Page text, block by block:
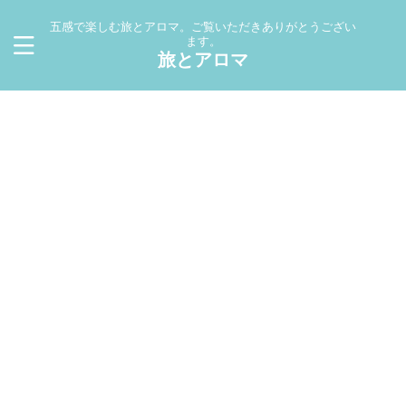
五感で楽しむ旅とアロマ。ご覧いただきありがとうござい
ます。
旅とアロマ